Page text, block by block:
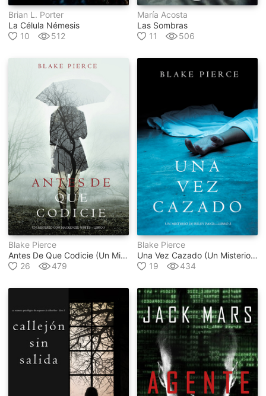
Brian L. Porter
La Célula Némesis
10
512
María Acosta
Las Sombras
11
506
Blake Pierce
Antes De Que Codicie (un Misterio Con Mackenzie White – Libro 3)
26
479
Blake Pierce
Una Vez Cazado (un Misterio De Riley Paige – Libro 5)
19
434